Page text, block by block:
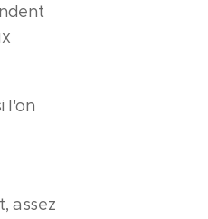
l'on
assez